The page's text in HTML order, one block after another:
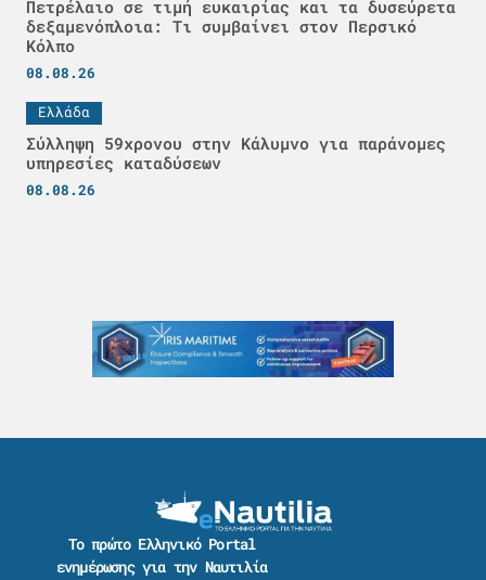
Πετρέλαιο σε τιμή ευκαιρίας και τα δυσεύρετα
δεξαμενόπλοια: Τι συμβαίνει στον Περσικό
Κόλπο
08.08.26
Ελλάδα
Σύλληψη 59χρονου στην Κάλυμνο για παράνομες
υπηρεσίες καταδύσεων
08.08.26
Το πρώτο Ελληνικό Portal
ενημέρωσης για την Ναυτιλία